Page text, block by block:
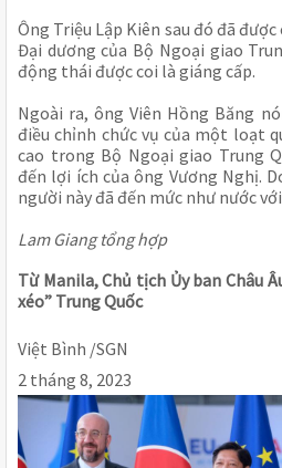
Ông Triệu Lập Kiên sau đó đã
Đại dương của Bộ Ngoại giao
động thái được coi là giáng cấp.
Ngoài ra, ông Viên Hồng Băng
điều chỉnh chức vụ của một loạt
cao trong Bộ Ngoại giao Trung
đến lợi ích của ông Vương Nghị.
người này đã đến mức như nước
Lam Giang tổng hợp
Từ Manila, Chủ tịch Ủy ban Châu
xéo” Trung Quốc
Việt Bình /SGN
2 tháng 8, 2023